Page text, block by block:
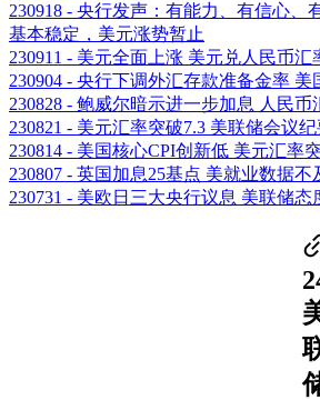
230918 - 央行发声：有能力、有信心、
基本稳定，美元涨势暂止
230911 - 美元全面上涨 美元兑人民币汇
230904 - 央行下调外汇存款准备金率
230828 - 鲍威尔暗示进一步加息 人民币
230821 - 美元汇率突破7.3 美联储会议
230814 - 美国核心CPI创新低 美元汇率
230807 - 英国加息25基点 美就业数据不
230731 - 美欧日三大央行议息 美联储态